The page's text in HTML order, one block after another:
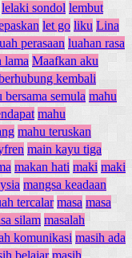
lelaki sondol lembut
let go liku Lina
perasaan luahan rasa
lama Maafkan aku
kembali
bersama semula mahu
mahu
mahu teruskan
main kayu tiga
makan hati maki maki
mangsa keadaan
tercalar masa masa
silam masalah
komunikasi masih ada